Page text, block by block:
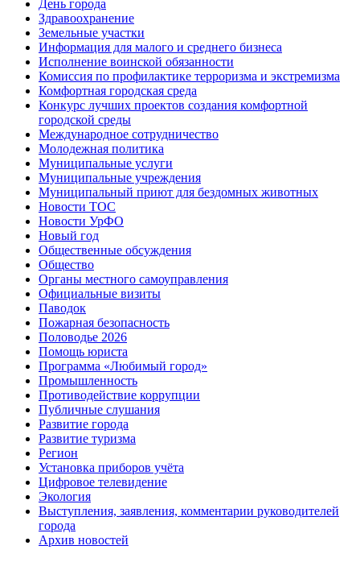
День города
Здравоохранение
Земельные участки
Информация для малого и среднего бизнеса
Исполнение воинской обязанности
Комиссия по профилактике терроризма и экстремизма
Комфортная городская среда
Конкурс лучших проектов создания комфортной
городской среды
Международное сотрудничество
Молодежная политика
Муниципальные услуги
Муниципальные учреждения
Муниципальный приют для бездомных животных
Новости ТОС
Новости УрФО
Новый год
Общественные обсуждения
Общество
Органы местного самоуправления
Официальные визиты
Паводок
Пожарная безопасность
Половодье 2026
Помощь юриста
Программа «Любимый город»
Промышленность
Противодействие коррупции
Публичные слушания
Развитие города
Развитие туризма
Регион
Установка приборов учёта
Цифровое телевидение
Экология
Выступления, заявления, комментарии руководителей
города
Архив новостей